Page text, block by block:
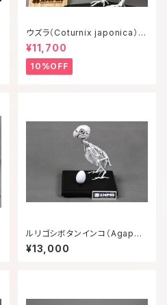
ウズラ（Coturnix japonica）等
倍全身骨格模型
¥11,700
10%OFF
ルリゴシボタンインコ（Agapor
nis fischeri）卵付 等倍全身
骨格
¥13,000